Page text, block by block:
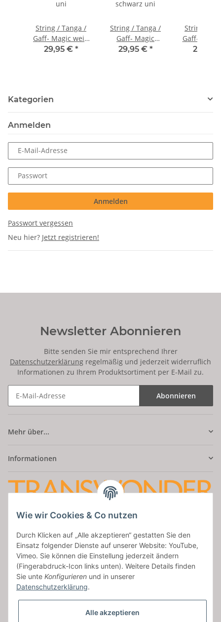
String / Tanga /
Gaff- Magic weiß
uni
29,95 € *
String / Tanga /
Gaff- Magic
schwarz uni
29,95 € *
String /
Gaff- Magic
29,95
Kategorien
Anmelden
E-Mail-Adresse
Passwort
Anmelden
Passwort vergessen
Neu hier? Jetzt registrieren!
Newsletter Abonnieren
Bitte senden Sie mir entsprechend Ihrer
Datenschutzerklärung regelmäßig und jederzeit widerruflich
Informationen zu Ihrem Produktsortiment per E-Mail zu.
Abonnieren
Mehr über...
Informationen
Aumaische Str. 47
07937 Zeulenroda
Tel: 036628/954427
service@transwonder.de
Wie wir Cookies & Co nutzen
Durch Klicken auf „Alle akzeptieren“ gestatten Sie den
Einsatz folgender Dienste auf unserer Website: YouTube,
Vimeo. Sie können die Einstellung jederzeit ändern
(Fingerabdruck-Icon links unten). Weitere Details finden
Sie unte Konfigurieren und in unserer
Datenschutzerklärung.
Alle akzeptieren